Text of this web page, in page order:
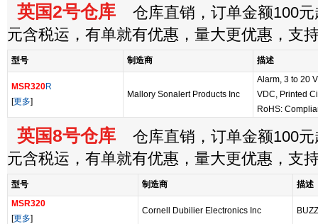
英国2号仓库 仓库直销，订单金额100元
元含税运，有单就有优惠，量大更优惠，支
型号 制造商 描述
MSR320R
[更多]
Mallory Sonalert Products Inc
Alarm, 3 to 20
VDC, Printed
RoHS:
英国8号仓库 仓库直销，订单金额100元
元含税运，有单就有优惠，量大更优惠，支
型号 制造商
描述
MSR320
[更多]
Cornell Dubilier Electronics Inc